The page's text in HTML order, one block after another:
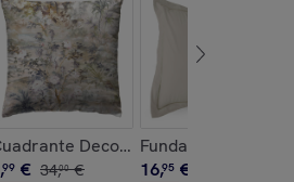
65x65de algodón Georgina Gris
Decorativo MARVELOUS
,99 € 34,00 €
Funda de
16,95 €